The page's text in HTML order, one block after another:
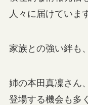
人々に届けていま
家族との強い絆も
姉の本田真凜さん
登場する機会も多